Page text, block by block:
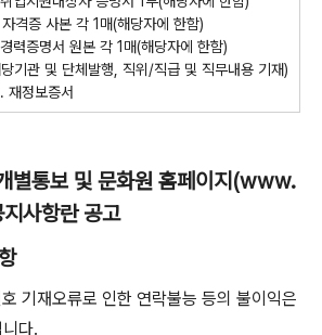
자격증 사본 각 1 매(해당자에 한함)
경력증명서 원본 각 1 매(해당자에 한함)
기관 및 단체발행 직위 /직급 및 직무내용 기재)
재정보증서
별통보 및 문화원 홈페이지 (www.
지사항란 공고
기재오류로 인한 연락불능 등의 불이익은
다.